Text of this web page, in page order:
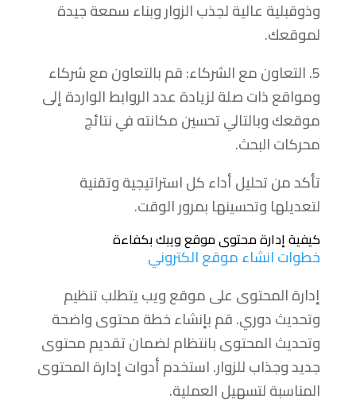
وذوقبلية عالية لجذب الزوار وبناء سمعة جيدة
لموقعك.
5. التعاون مع الشركاء: قم بالتعاون مع شركاء
ومواقع ذات صلة لزيادة عدد الروابط الواردة إلى
موقعك وبالتالي تحسين مكانته في نتائج
محركات البحث.
تأكد من تحليل أداء كل استراتيجية وتقنية
لتعديلها وتحسينها بمرور الوقت.
كيفية إدارة محتوى موقع ويبك بكفاءة
خطوات انشاء موقع الكتروني
إدارة المحتوى على موقع ويب يتطلب تنظيم
وتحديث دوري. قم بإنشاء خطة محتوى واضحة
وتحديث المحتوى بانتظام لضمان تقديم محتوى
جديد وجذاب للزوار. استخدم أدوات إدارة المحتوى
المناسبة لتسهيل العملية.